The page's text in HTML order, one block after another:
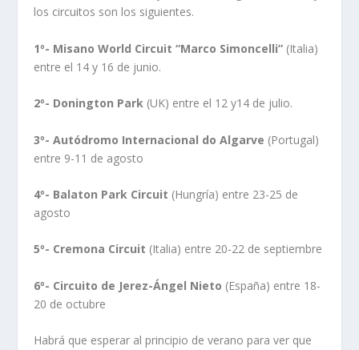
los circuitos son los siguientes.
1º- Misano World Circuit “Marco Simoncelli” (Italia)
entre el 14 y 16 de junio.
2º- Donington Park (UK) entre el 12 y14 de julio.
3º- Autódromo Internacional do Algarve (Portugal)
entre 9-11 de agosto
4º- Balaton Park Circuit (Hungría) entre 23-25 de
agosto
5º- Cremona Circuit (Italia) entre 20-22 de septiembre
6º- Circuito de Jerez-Ángel Nieto (España) entre 18-
20 de octubre
Habrá que esperar al principio de verano para ver que